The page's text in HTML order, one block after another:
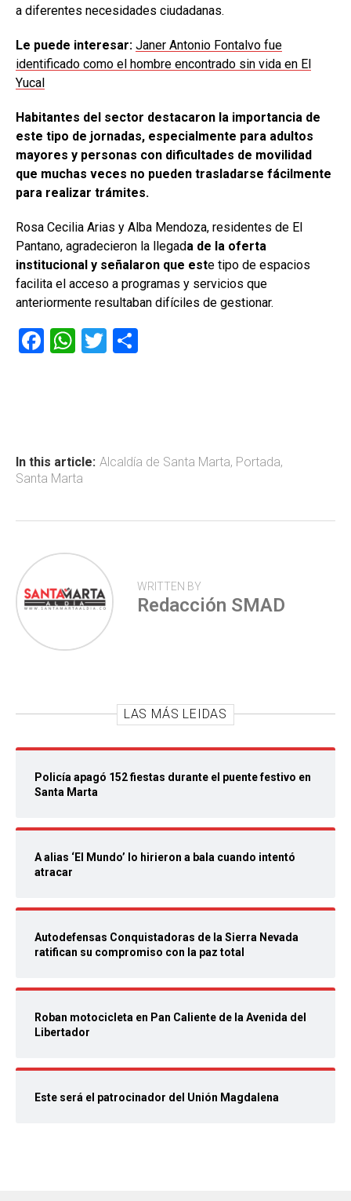
a diferentes necesidades ciudadanas.
Le puede interesar: Janer Antonio Fontalvo fue
identificado como el hombre encontrado sin vida en El
Yucal
Habitantes del sector destacaron la importancia de
este tipo de jornadas, especialmente para adultos
mayores y personas con dificultades de movilidad
que muchas veces no pueden trasladarse fácilmente
para realizar trámites.
Rosa Cecilia Arias y Alba Mendoza, residentes de El
Pantano, agradecieron la llegada de la oferta
institucional y señalaron que este tipo de espacios
facilita el acceso a programas y servicios que
anteriormente resultaban difíciles de gestionar.
F
ok
W
p
p
T
tir
In this article: Alcaldía de Santa Marta, Portada,
Santa Marta
WRITTEN BY
Redacción SMAD
LAS MÁS LEIDAS
Policía apagó 152 fiestas durante el puente festivo en
Santa Marta
A alias ‘El Mundo’ lo hirieron a bala cuando intentó
atracar
Autodefensas Conquistadoras de la Sierra Nevada
ratifican su compromiso con la paz total
Roban motocicleta en Pan Caliente de la Avenida del
Libertador
Este será el patrocinador del Unión Magdalena